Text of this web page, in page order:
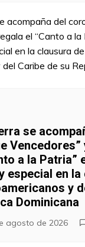
se
Vencedores”
a la Patria”
especial en la
y
Dominicana
agosto de 2026